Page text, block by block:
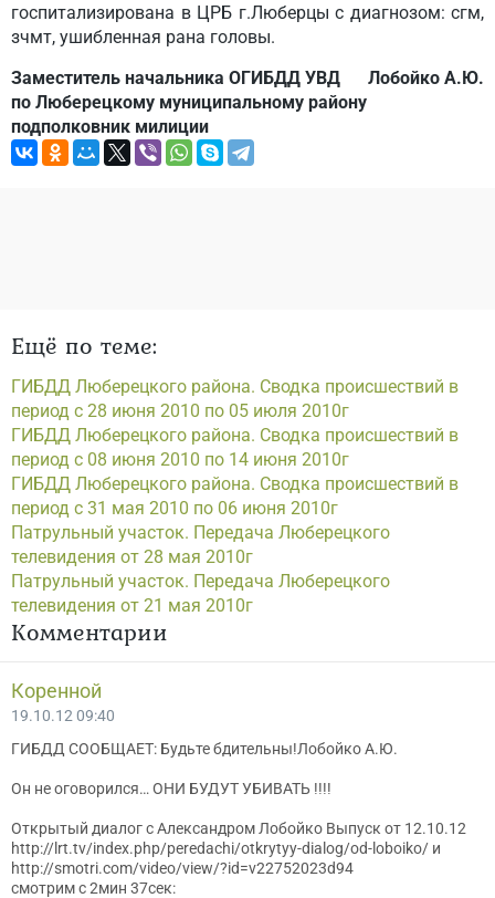
госпитализирована в ЦРБ г.Люберцы с диагнозом: сгм,
зчмт, ушибленная рана головы.
Заместитель начальника ОГИБДД УВД
по Люберецкому муниципальному району
подполковник милиции
Лобойко А.Ю.
Ещё по теме:
ГИБДД Люберецкого района. Сводка происшествий в
период с 28 июня 2010 по 05 июля 2010г
ГИБДД Люберецкого района. Сводка происшествий в
период с 08 июня 2010 по 14 июня 2010г
ГИБДД Люберецкого района. Сводка происшествий в
период с 31 мая 2010 по 06 июня 2010г
Патрульный участок. Передача Люберецкого
телевидения от 28 мая 2010г
Патрульный участок. Передача Люберецкого
телевидения от 21 мая 2010г
Комментарии
Коренной
19.10.12 09:40
ГИБДД СООБЩАЕТ: Будьте бдительны!Лобойко А.Ю.
Он не оговорился… ОНИ БУДУТ УБИВАТЬ !!!!
Открытый диалог с Александром Лобойко Выпуск от 12.10.12
http://lrt.tv/index.php/peredachi/otkrytyy-dialog/od-loboiko/ и
http://smotri.com/video/view/?id=v22752023d94
смотрим с 2мин 37сек: